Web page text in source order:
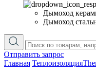
Дымоход
Дымоход
Отправить запрос
Главная Теплоизоляция